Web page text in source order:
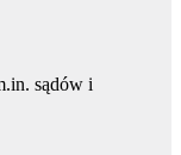
sądów i